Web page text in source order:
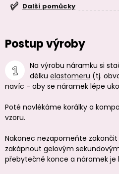
Další pomůcky
Postup výroby
Na výrobu náramku si
délku elastomeru (tj.
navíc - aby se náramek lépe
Poté navlékáme korálky a
vzoru.
Nakonec nezapomeňte
zakápnout gelovým
přebytečné konce a náramek je